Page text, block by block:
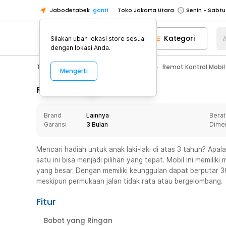
Jabodetabek ganti Toko Jakarta Utara
Toko Tangerang
Toko Cikupa
Pick n Go Jakarta Barat
Senin -
Pick n Go Bekasi
Senin - Jumat
Senin - Jumat
Senin -
Senin -
Toko Tangerang
Toko Cikupa
Pick n Go Jakarta Barat
Senin -
Kategori
Toys, Kids & Baby Remot Kontrol
Rincian Produk
Brand
Lainnya
Garansi
3 Bulan
Mencari hadiah untuk anak laki-laki di atas 3 tahun?
satu ini bisa menjadi pilihan yang tepat. Mobil ini memiliki
yang besar. Dengan memiliki keunggulan dapat berputar
meskipun permukaan jalan tidak rata atau bergelombang.
Fitur
Bobot yang Ringan
Silakan ubah lokasi store sesuai
dengan lokasi Anda.
Mengerti